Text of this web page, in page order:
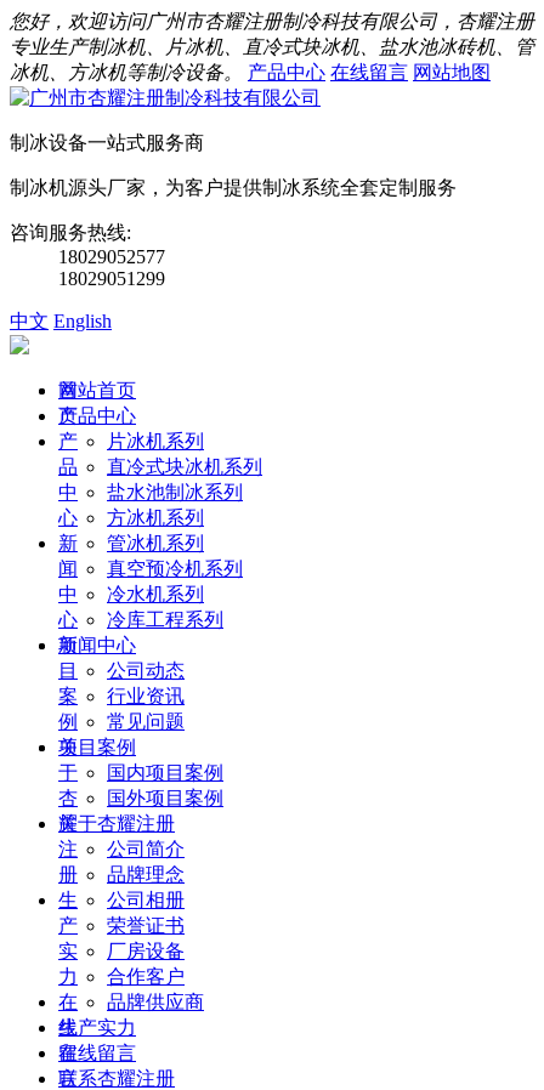
您好，欢迎访问广州市杏耀注册制冷科技有限公司，杏耀注册
专业生产制冰机、片冰机、直冷式块冰机、盐水池冰砖机、管
冰机、方冰机等制冷设备。
产品中心 在线留言 网站地图
制冰设备一站式服务商
制冰机源头厂家，为客户提供制冰系统全套定制服务
咨询服务热线:
18029052577
18029051299
中文 English
首
页
产
品
中
心
新
闻
中
心
项
目
案
例
关
于
杏
耀
注
册
生
产
实
力
在
线
留
言
网站首页
产品中心
片冰机系列
直冷式块冰机系列
盐水池制冰系列
方冰机系列
管冰机系列
真空预冷机系列
冷水机系列
冷库工程系列
新闻中心
公司动态
行业资讯
常见问题
项目案例
国内项目案例
国外项目案例
关于杏耀注册
公司简介
品牌理念
公司相册
荣誉证书
厂房设备
合作客户
品牌供应商
生产实力
在线留言
联系杏耀注册